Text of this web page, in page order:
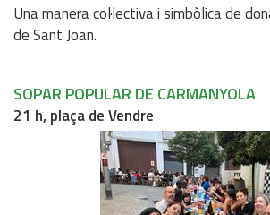
Una manera col·lectiva i simbòlica de
de Sant Joan.
SOPAR POPULAR DE CARMANYOLA
21 h, plaça de Vendre